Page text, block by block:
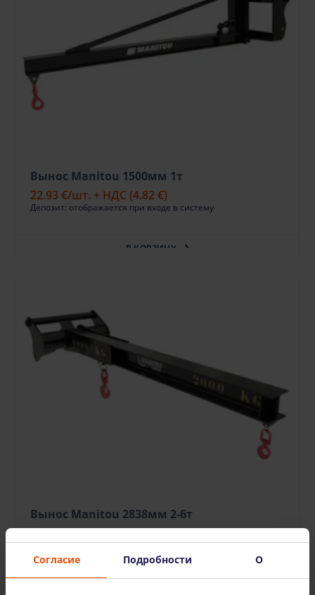
Вынос Manitou 1500мм 1т
22.93 €/шт. + НДС (4.82 €)
Депозит: отображается при входе в систему
В КОРЗИНУ
Вынос Manitou 2838мм 2-6т
14.90 €/шт. + НДС(3.13 €)
Депозит: отображается при входе в систему
Согласие Подробности О